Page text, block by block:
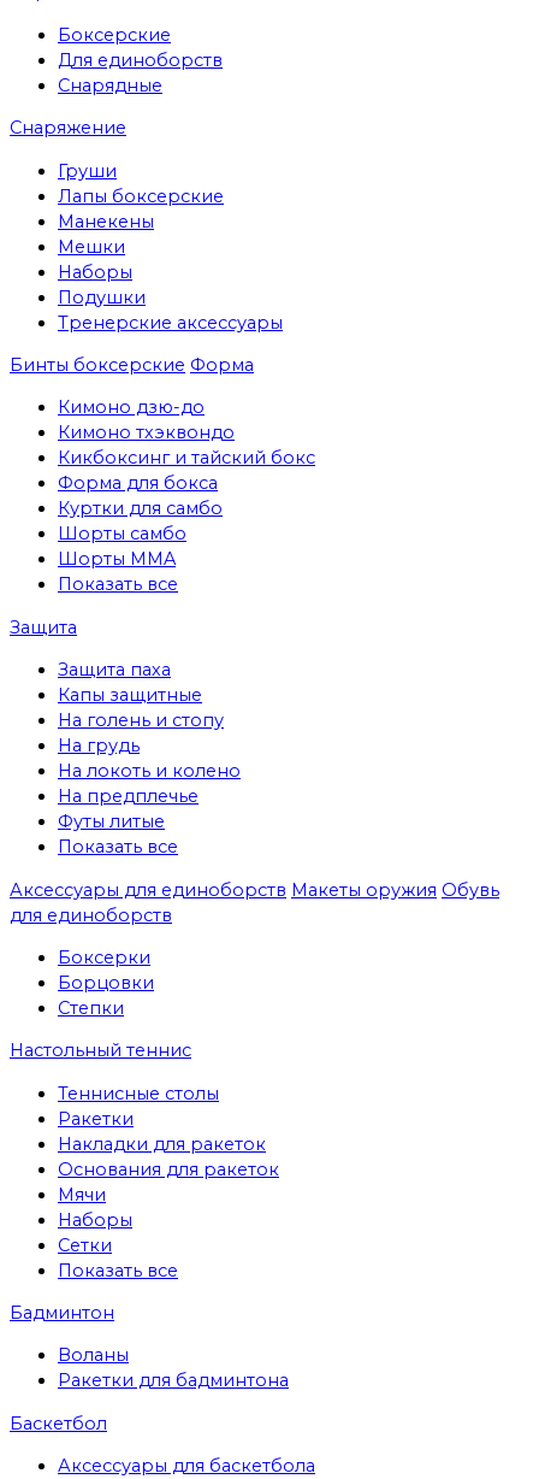
Боксерские
Для единоборств
Снарядные
Снаряжение
Груши
Лапы боксерские
Манекены
Мешки
Наборы
Подушки
Тренерские аксессуары
Бинты боксерские Форма
Кимоно дзю-до
Кимоно тхэквондо
Кикбоксинг и тайский бокс
Форма для бокса
Куртки для самбо
Шорты самбо
Шорты MMA
Показать все
Защита
Защита паха
Капы защитные
На голень и стопу
На грудь
На локоть и колено
На предплечье
Футы литые
Показать все
Аксессуары для единоборств Макеты оружия Обувь
для единоборств
Боксерки
Борцовки
Степки
Настольный теннис
Теннисные столы
Ракетки
Накладки для ракеток
Основания для ракеток
Мячи
Наборы
Сетки
Показать все
Бадминтон
Воланы
Ракетки для бадминтона
Баскетбол
Аксессуары для баскетбола